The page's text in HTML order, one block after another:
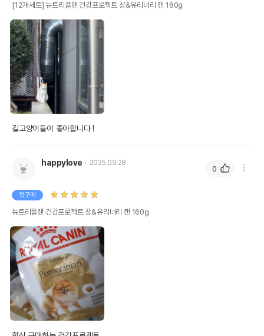
[12개세트] 뉴트리플랜 건강프로젝트 장&유리너리 캔 160g
길고양이들이 좋아합니다 !
happylove 2025.09.28
첫구매
뉴트리플랜 건강프로젝트 장&유리너리 캔 160g
0